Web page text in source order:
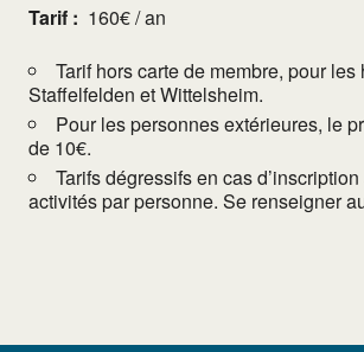
Tarif : 160€ / an
Tarif hors carte de membre, pour les
Staffelfelden et Wittelsheim.
Pour les personnes extérieures, le
de 10€.
Tarifs dégressifs en cas
activités par personne. Se renseigner